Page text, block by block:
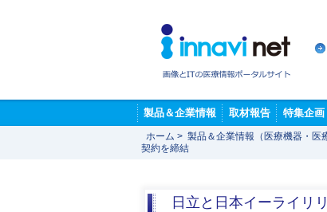
製品＆企業情報 取材報告 特集企画
ホーム > 製品＆企業情報（医療機器・医
契約を締結
日立と日本イーライリ